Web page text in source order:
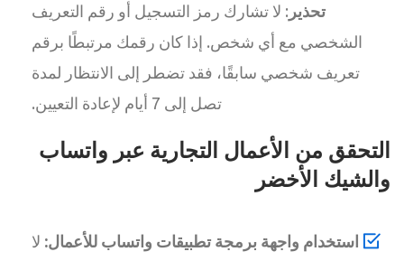
تحذير : لا تشارك رمز التسجيل أو رقم التعريف
الشخصي مع أي شخص. إذا كان رقمك مرتبطًا برقم
تعريف شخصي سابقًا، فقد تضطر إلى الانتظار لمدة
تصل إلى 7 أيام لإعادة التعيين.
التحقق من الأعمال التجارية عبر واتساب
والشيك الأخضر
استخدام واجهة برمجة تطبيقات واتساب للأعمال: لا